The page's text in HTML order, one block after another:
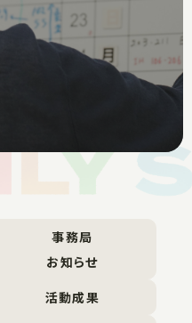
事務局
お知らせ
活動成果